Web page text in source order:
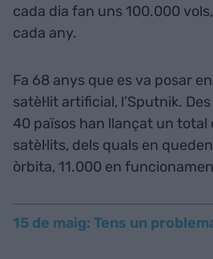
cada dia fan uns 100.000
cada any.
Fa 68 anys que es va posar
satèl·lit artificial, l’Sputnik.
40 països han llançat un total
satèl·lits, dels quals en
òrbita, 11.000 en
15 de maig: Tens un